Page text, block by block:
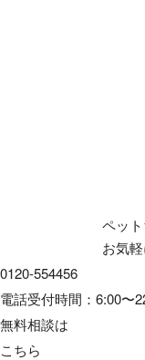
ペッ
お気
0120-554456
電話受付時間：6:00〜
無料相談は
こちら